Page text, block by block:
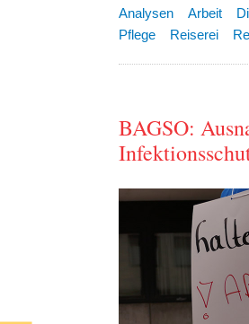
Analysen Arbeit
Pflege
Reiserei
BAGSO: